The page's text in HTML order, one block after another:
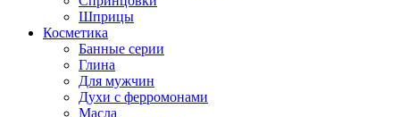
Шприцы
Косметика
Банные серии
Глина
Для мужчин
Духи с ферромонами
Масла